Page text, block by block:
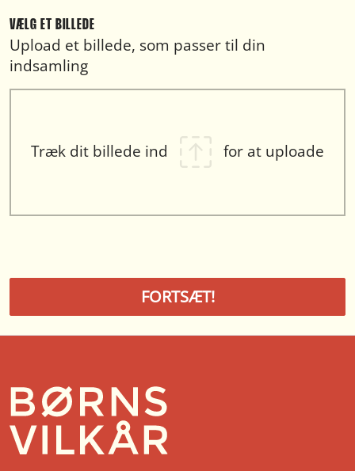
VÆLG ET BILLEDE
Upload et billede, som passer til din
indsamling
Træk dit billede ind for at uploade